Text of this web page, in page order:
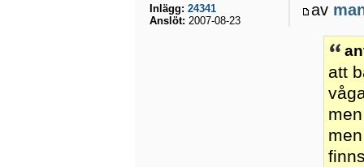
av
att
Inlägg: 24341
Anslöt: 2007-08-23